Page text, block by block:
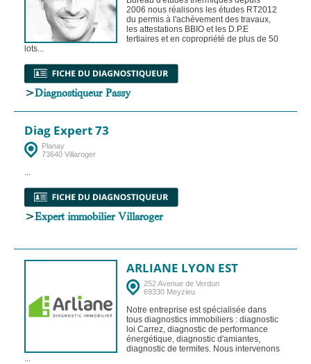
2006 nous réalisons les études RT2012
du permis à l'achèvement des travaux,
les attestations BBIO et les D.P.E
tertiaires et en copropriété de plus de 50
lots...
>Diagnostiqueur Passy
Diag Expert 73
Planay
73640 Villaroger
...
>Expert immobilier Villaroger
ARLIANE LYON EST
252 Avenue de Verdun
69330 Meyzieu
Notre entreprise est spécialisée dans
tous diagnostics immobiliers : diagnostic
loi Carrez, diagnostic de performance
énergétique, diagnostic d'amiantes,
diagnostic de termites. Nous intervenons
...